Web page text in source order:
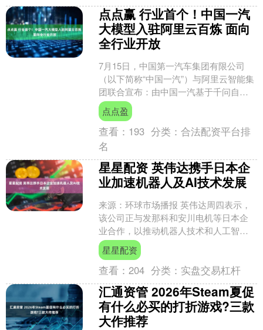
点点赢 行业首个！中国一汽
大模型入驻阿里云百炼 面向
全行业开放
7月15日，中国第一汽车集团有限公司
（以下简称“中国一汽”）与阿里云智能集
团联合宣布：由中国一汽基于千问自主
研发的行业大模型已正式入驻阿里云百
炼平台，面向全行业....
点点盈
查看： 193 分类：合法配资平台排
名
星星配资 英伟达携手日本企
业加速机器人及AI技术发展
来源：环球市场播报 英伟达周四表示，
该公司正与发那科和安川电机等日本企
业合作，以推动机器人技术和人工智能
（AI）的发展。 “有了人工智能，机器人
将变得更加智能，....
星星配资
查看：204 分类： 实盘交易杠杆
汇通资管 2026年Steam夏促
有什么必买的打折游戏?三款
大作推荐